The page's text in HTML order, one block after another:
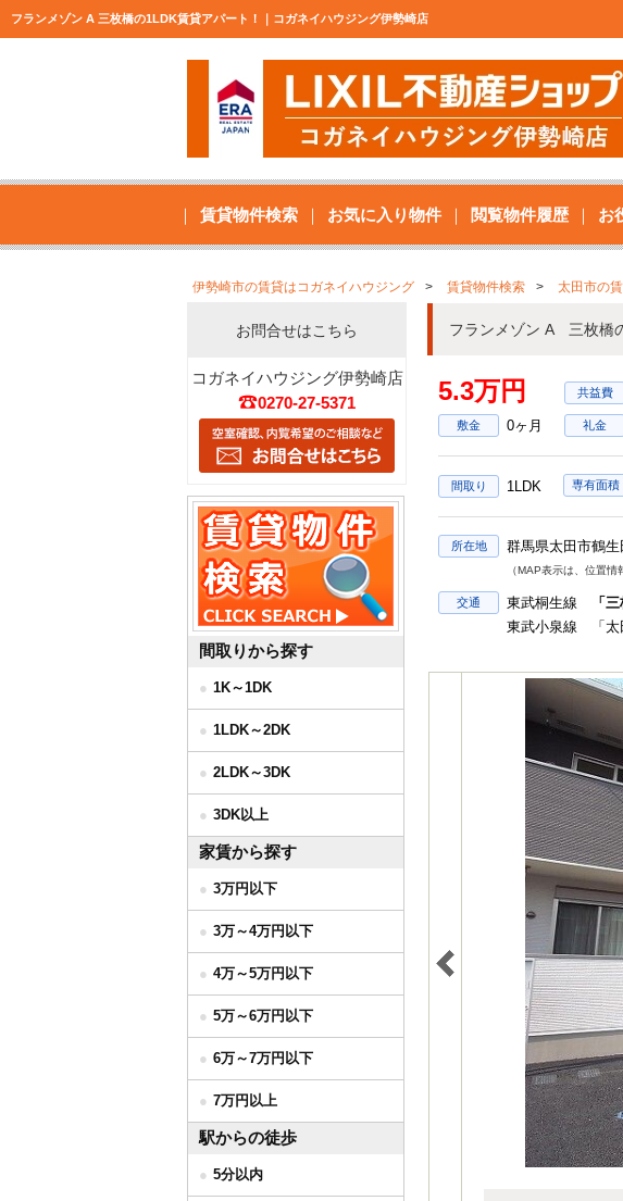
フランメゾン A 三枚橋の1LDK賃貸アパート！｜コガネイハウジング伊勢崎店
賃貸物件検索 お気に入り物件 閲覧物件履歴 お
伊勢崎市の賃貸はコガネイハウジング 賃貸物件検索 太田市の
フランメゾン A 三枚橋
5.3万円
敷金 0ヶ月 礼金
間取り 1LDK 専有面積
所在地 群馬県太田市鶴
（MAP表示は、位置
交通 東武桐生線 「
東武小泉線 「
お問合せはこちら
コガネイハウジング伊勢崎店
0270-27-5371
間取りから探す
1K～1DK
1LDK～2DK
2LDK～3DK
3DK以上
家賃から探す
3万円以下
3万～4万円以下
4万～5万円以下
5万～6万円以下
6万～7万円以下
7万円以上
駅からの徒歩
5分以内